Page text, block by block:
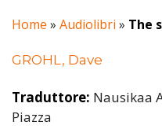
Home » Audiolibri » The
GROHL, Dave
Traduttore: Nausikaa
Piazza